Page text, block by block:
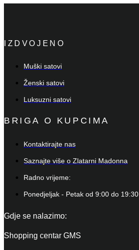
IZDVOJENO
Muški satovi
Ženski satovi
Luksuzni satovi
BRIGA O KUPCIMA
Kontaktirajte nas
Saznajte više o Zlatarni Madonna
Radno vrijeme:
Ponedjeljak - Petak od 9:00 do 19:30
Gdje se nalazimo:
Shopping centar GMS